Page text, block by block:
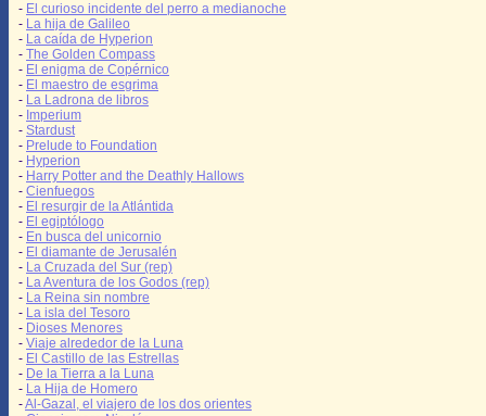
- El curioso incidente del perro a medianoche
- La hija de Galileo
- La caída de Hyperion
- The Golden Compass
- El enigma de Copérnico
- El maestro de esgrima
- La Ladrona de libros
- Imperium
- Stardust
- Prelude to Foundation
- Hyperion
- Harry Potter and the Deathly Hallows
- Cienfuegos
- El resurgir de la Atlántida
- El egiptólogo
- En busca del unicornio
- El diamante de Jerusalén
- La Cruzada del Sur (rep)
- La Aventura de los Godos (rep)
- La Reina sin nombre
- La isla del Tesoro
- Dioses Menores
- Viaje alrededor de la Luna
- El Castillo de las Estrellas
- De la Tierra a la Luna
- La Hija de Homero
-Al-Gazal, el viajero de los dos orientes